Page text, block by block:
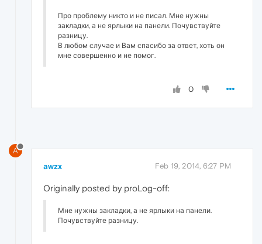
Про проблему никто и не писал. Мне нужны
закладки, а не ярлыки на панели. Почувствуйте
разницу.
В любом случае и Вам спасибо за ответ, хоть он
мне совершенно и не помог.
0
A
awzx Feb 19, 2014, 6:27 PM
Originally posted by proLog-off:
Мне нужны закладки, а не ярлыки на панели.
Почувствуйте разницу.